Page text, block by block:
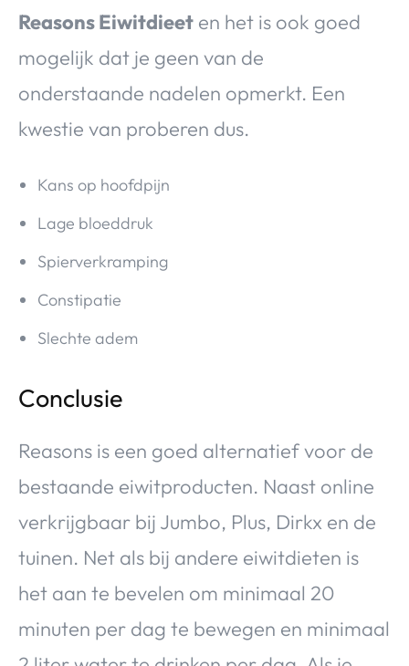
Reasons Eiwitdieet en het is ook goed
mogelijk dat je geen van de
onderstaande nadelen opmerkt. Een
kwestie van proberen dus.
Kans op hoofdpijn
Lage bloeddruk
Spierverkramping
Constipatie
Slechte adem
Conclusie
Reasons is een goed alternatief voor de
bestaande eiwitproducten. Naast online
verkrijgbaar bij Jumbo, Plus, Dirkx en de
tuinen. Net als bij andere eiwitdieten is
het aan te bevelen om minimaal 20
minuten per dag te bewegen en minimaal